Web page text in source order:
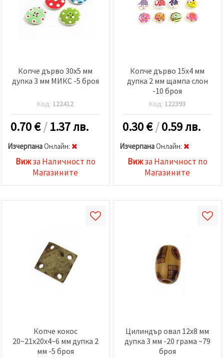
Копче дърво 30x5 мм
дупка 3 мм МИКС -5 броя
Код: 122412
0.70€/1.37 лв.
ИзчерпанаOнлайн:
Вижза Наличност по
Магазините
Копче дървo 15x4 мм
дупка 2 мм щампа слон
-10 броя
Код: 122393
0.30€/0.59 лв.
ИзчерпанаOнлайн:
Вижза Наличност по
Магазините
Копче кокос
20~21x20x4~6 мм дупка 2
мм -5 броя
Цилиндър овал 12x8 мм
дупка 3 мм -20 грама ~79
броя